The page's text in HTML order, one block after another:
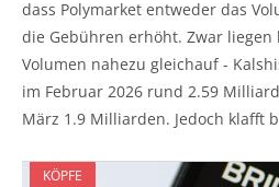
dass Polymarket entweder das
die Gebühren erhöht. Zwar
Volumen nahezu gleichauf -
im Februar 2026 rund 2.59
März 1.9 Milliarden. Jedoch klafft
KÖPFE